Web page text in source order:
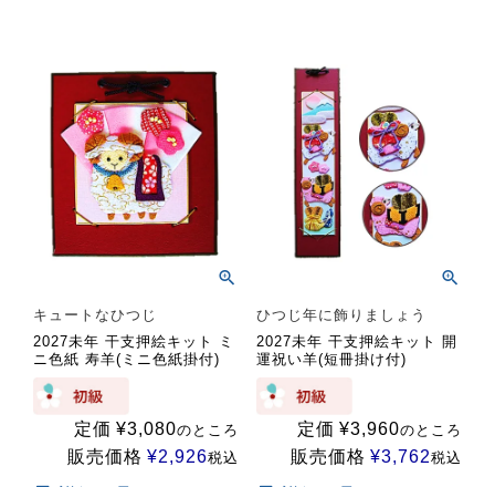
キュートなひつじ
2027未年 干支押絵キット ミ
ニ色紙 寿羊(ミニ色紙掛付)
定価 ¥3,080のところ
販売価格 ¥2,926税込
ひつじ年に飾りましょう
2027未年 干支押絵キット 開
運祝い羊(短冊掛け付)
定価 ¥3,960のところ
販売価格 ¥3,762税込